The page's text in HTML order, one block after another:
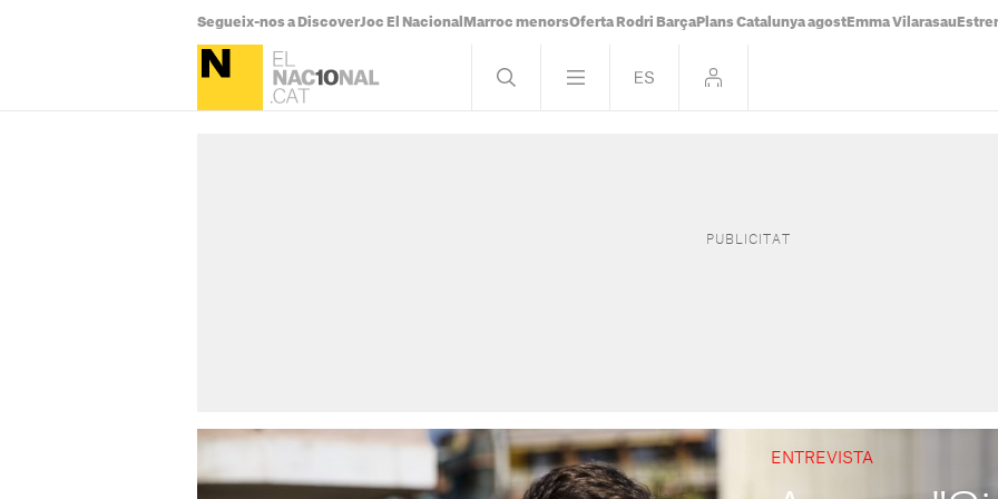
Segueix-nos a DiscoverJoc El Nacional Marroc menorsOferta Rodri Barça Plans Catalunya agost Emma Vilarasau
ENTREVISTA